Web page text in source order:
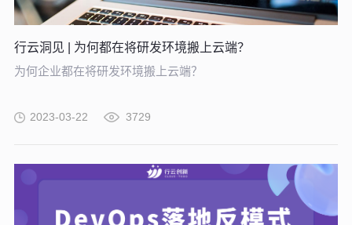
行云洞见 | 为何都在将研发环境搬上云端？
为何企业都在将研发环境搬上云端？
2023-03-22 3729